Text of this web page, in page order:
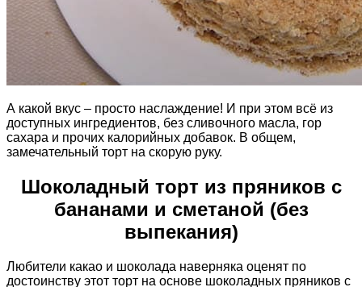
А какой вкус – просто наслаждение! И при этом всё из
доступных ингредиентов, без сливочного масла, гор
сахара и прочих калорийных добавок. В общем,
замечательный торт на скорую руку.
Шоколадный торт из пряников с
бананами и сметаной (без
выпекания)
Любители какао и шоколада наверняка оценят по
достоинству этот торт на основе шоколадных пряников с